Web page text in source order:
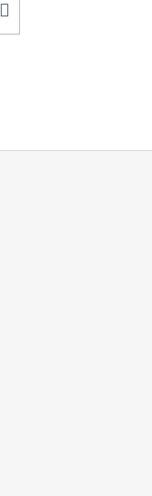
KOŠÍKU